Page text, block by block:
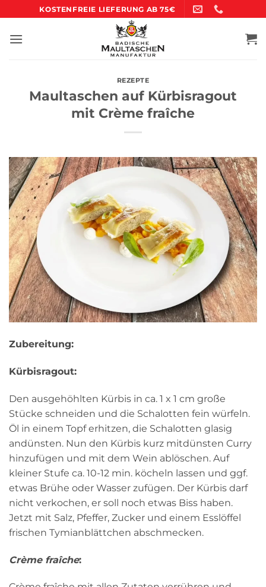
Inhalt
springen
KOSTENFREIE LIEFERUNG AB 75€
REZEPTE
Maultaschen auf Kürbisragout
mit Crème fraîche
Zubereitung:
Kürbisragout:
Den ausgehöhlten Kürbis in ca. 1 x 1 cm große
Stücke schneiden und die Schalotten fein würfeln.
Öl in einem Topf erhitzen, die Schalotten glasig
andünsten. Nun den Kürbis kurz mitdünsten Curry
hinzufügen und mit dem Wein ablöschen. Auf
kleiner Stufe ca. 10-12 min. köcheln lassen und ggf.
etwas Brühe oder Wasser zufügen. Der Kürbis darf
nicht verkochen, er soll noch etwas Biss haben.
Jetzt mit Salz, Pfeffer, Zucker und einem Esslöffel
frischen Tymianblättchen abschmecken.
Crème fraîche: